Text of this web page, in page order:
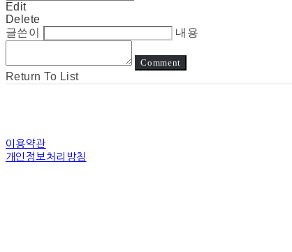
Edit
Delete
글쓴이
내용
Comment
Return To List
이용약관
개인정보처리방침